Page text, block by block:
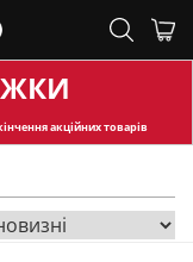
акційних товарів